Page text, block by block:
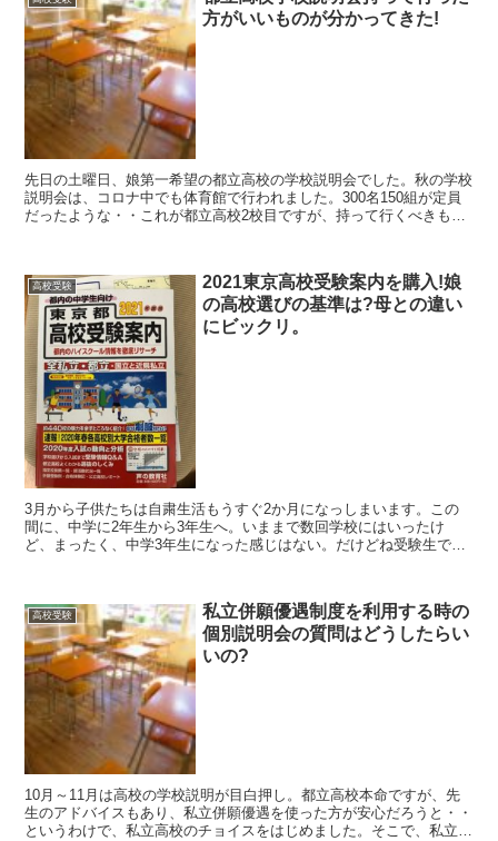
方がいいものが分かってきた!
先日の土曜日、娘第一希望の都立高校の学校説明会でした。秋の学校
説明会は、コロナ中でも体育館で行われました。300名150組が定員
だったような・・これが都立高校2校目ですが、持って行くべきもの
高校受験
2021東京高校受験案内を購入!娘
の高校選びの基準は?母との違い
にビックリ。
3月から子供たちは自粛生活もうすぐ2か月になっしまいます。この
間に、中学に2年生から3年生へ。いままで数回学校にはいったけ
ど、まったく、中学3年生になった感じはない。だけどね受験生で
高校受験
私立併願優遇制度を利用する時の
個別説明会の質問はどうしたらい
いの?
10月～11月は高校の学校説明が目白押し。都立高校本命ですが、先
生のアドバイスもあり、私立併願優遇を使った方が安心だろうと・・
というわけで、私立高校のチョイスをはじめました。そこで、私立併